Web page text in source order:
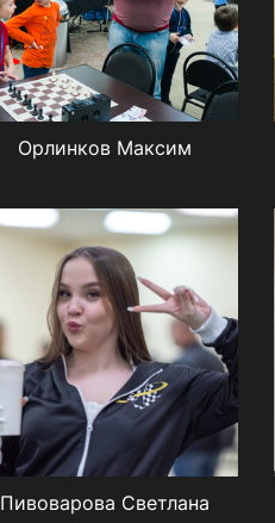
Орлинков Максим
Пивоварова Светлана